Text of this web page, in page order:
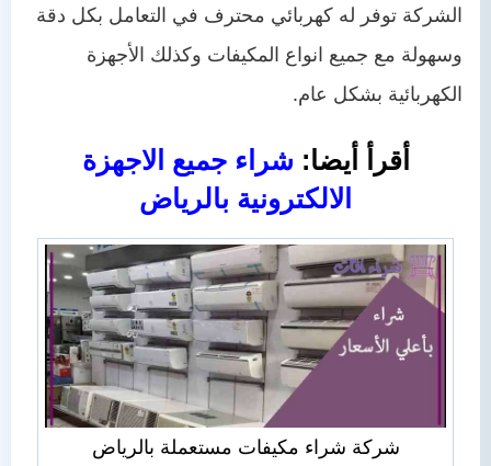
الشركة توفر له كهربائي محترف في التعامل بكل دقة
وسهولة مع جميع انواع المكيفات وكذلك الأجهزة
الكهربائية بشكل عام.
أقرأ أيضا: شراء جميع الاجهزة
الالكترونية بالرياض
شركة شراء مكيفات مستعملة بالرياض